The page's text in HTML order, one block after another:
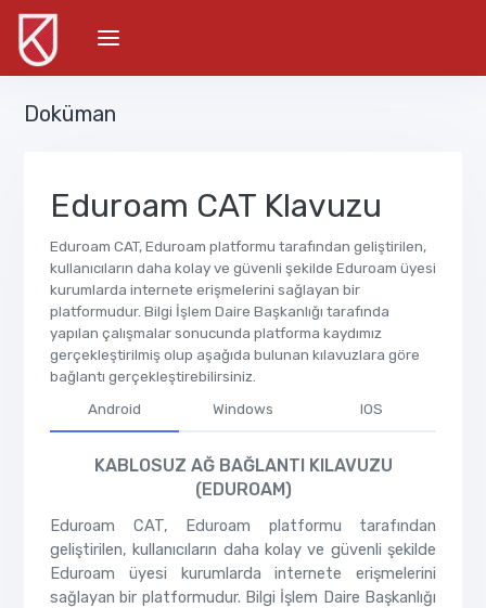
Doküman
Eduroam CAT Klavuzu
Eduroam CAT, Eduroam platformu tarafından geliştirilen,
kullanıcıların daha kolay ve güvenli şekilde Eduroam üyesi
kurumlarda internete erişmelerini sağlayan bir
platformudur. Bilgi İşlem Daire Başkanlığı tarafında
yapılan çalışmalar sonucunda platforma kaydımız
gerçekleştirilmiş olup aşağıda bulunan kılavuzlara göre
bağlantı gerçekleştirebilirsiniz.
Android
Windows IOS
KABLOSUZ AĞ BAĞLANTI KILAVUZU
(EDUROAM)
Eduroam CAT, Eduroam platformu tarafından
geliştirilen, kullanıcıların daha kolay ve güvenli şekilde
Eduroam üyesi kurumlarda internete erişmelerini
sağlayan bir platformudur. Bilgi İşlem Daire Başkanlığı